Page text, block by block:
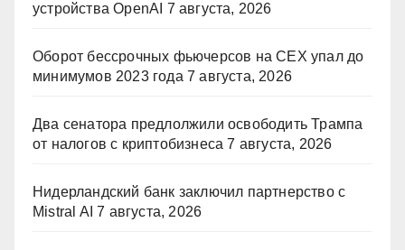
устройства OpenAI 7 августа, 2026
Оборот бессрочных фьючерсов на CEX упал до
минимумов 2023 года 7 августа, 2026
Два сенатора предлолжили освободить Трампа
от налогов с криптобизнеса 7 августа, 2026
Нидерландский банк заключил партнерство с
Mistral AI 7 августа, 2026